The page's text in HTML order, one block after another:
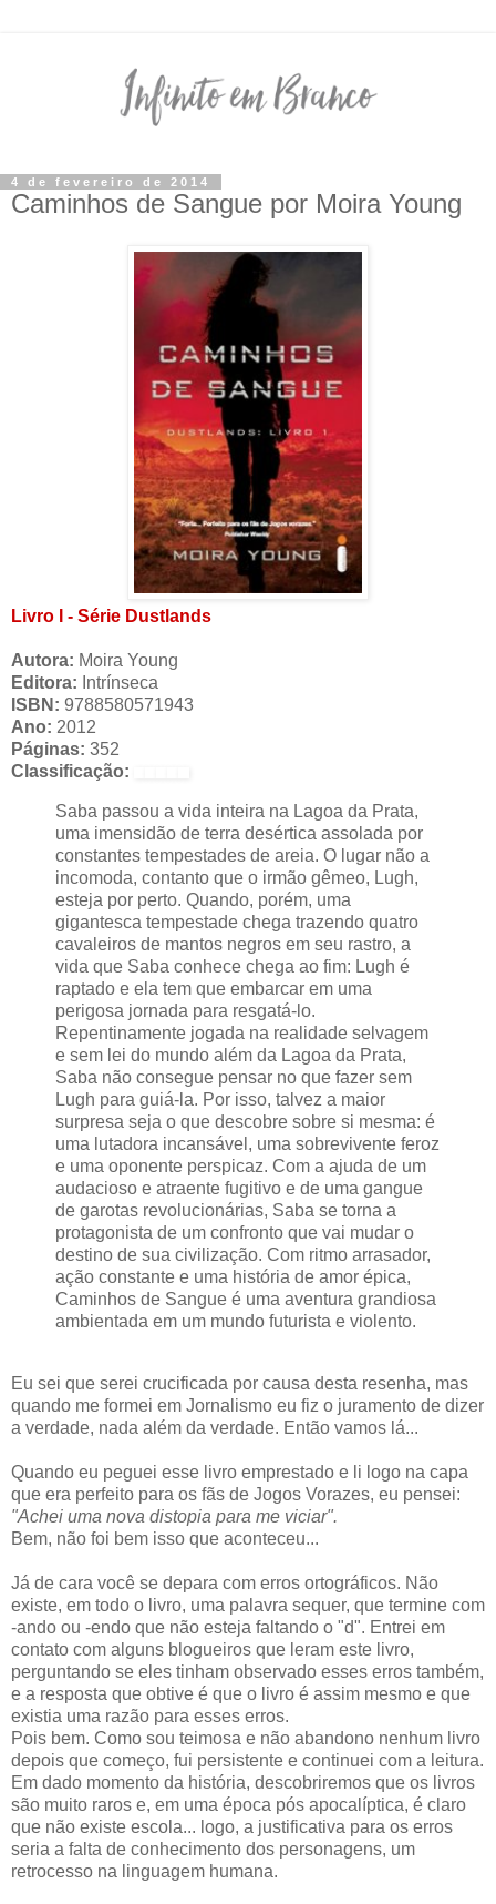
4 de fevereiro de 2014
Caminhos de Sangue por Moira Young
Livro I - Série Dustlands
Autora: Moira Young
Editora: Intrínseca
ISBN: 9788580571943
Ano: 2012
Páginas: 352
Classificação:
Saba passou a vida inteira na Lagoa da Prata,
uma imensidão de terra desértica assolada por
constantes tempestades de areia. O lugar não a
incomoda, contanto que o irmão gêmeo, Lugh,
esteja por perto. Quando, porém, uma
gigantesca tempestade chega trazendo quatro
cavaleiros de mantos negros em seu rastro, a
vida que Saba conhece chega ao fim: Lugh é
raptado e ela tem que embarcar em uma
perigosa jornada para resgatá-lo.
Repentinamente jogada na realidade selvagem
e sem lei do mundo além da Lagoa da Prata,
Saba não consegue pensar no que fazer sem
Lugh para guiá-la. Por isso, talvez a maior
surpresa seja o que descobre sobre si mesma: é
uma lutadora incansável, uma sobrevivente feroz
e uma oponente perspicaz. Com a ajuda de um
audacioso e atraente fugitivo e de uma gangue
de garotas revolucionárias, Saba se torna a
protagonista de um confronto que vai mudar o
destino de sua civilização. Com ritmo arrasador,
ação constante e uma história de amor épica,
Caminhos de Sangue é uma aventura grandiosa
ambientada em um mundo futurista e violento.
Eu sei que serei crucificada por causa desta resenha, mas
quando me formei em Jornalismo eu fiz o juramento de dizer
a verdade, nada além da verdade. Então vamos lá...
Quando eu peguei esse livro emprestado e li logo na capa
que era perfeito para os fãs de Jogos Vorazes, eu pensei:
"Achei uma nova distopia para me viciar".
Bem, não foi bem isso que aconteceu...
Já de cara você se depara com erros ortográficos. Não
existe, em todo o livro, uma palavra sequer, que termine com
-ando ou -endo que não esteja faltando o "d". Entrei em
contato com alguns blogueiros que leram este livro,
perguntando se eles tinham observado esses erros também,
e a resposta que obtive é que o livro é assim mesmo e que
existia uma razão para esses erros.
Pois bem. Como sou teimosa e não abandono nenhum livro
depois que começo, fui persistente e continuei com a leitura.
Em dado momento da história, descobriremos que os livros
são muito raros e, em uma época pós apocalíptica, é claro
que não existe escola... logo, a justificativa para os erros
seria a falta de conhecimento dos personagens, um
retrocesso na linguagem humana.